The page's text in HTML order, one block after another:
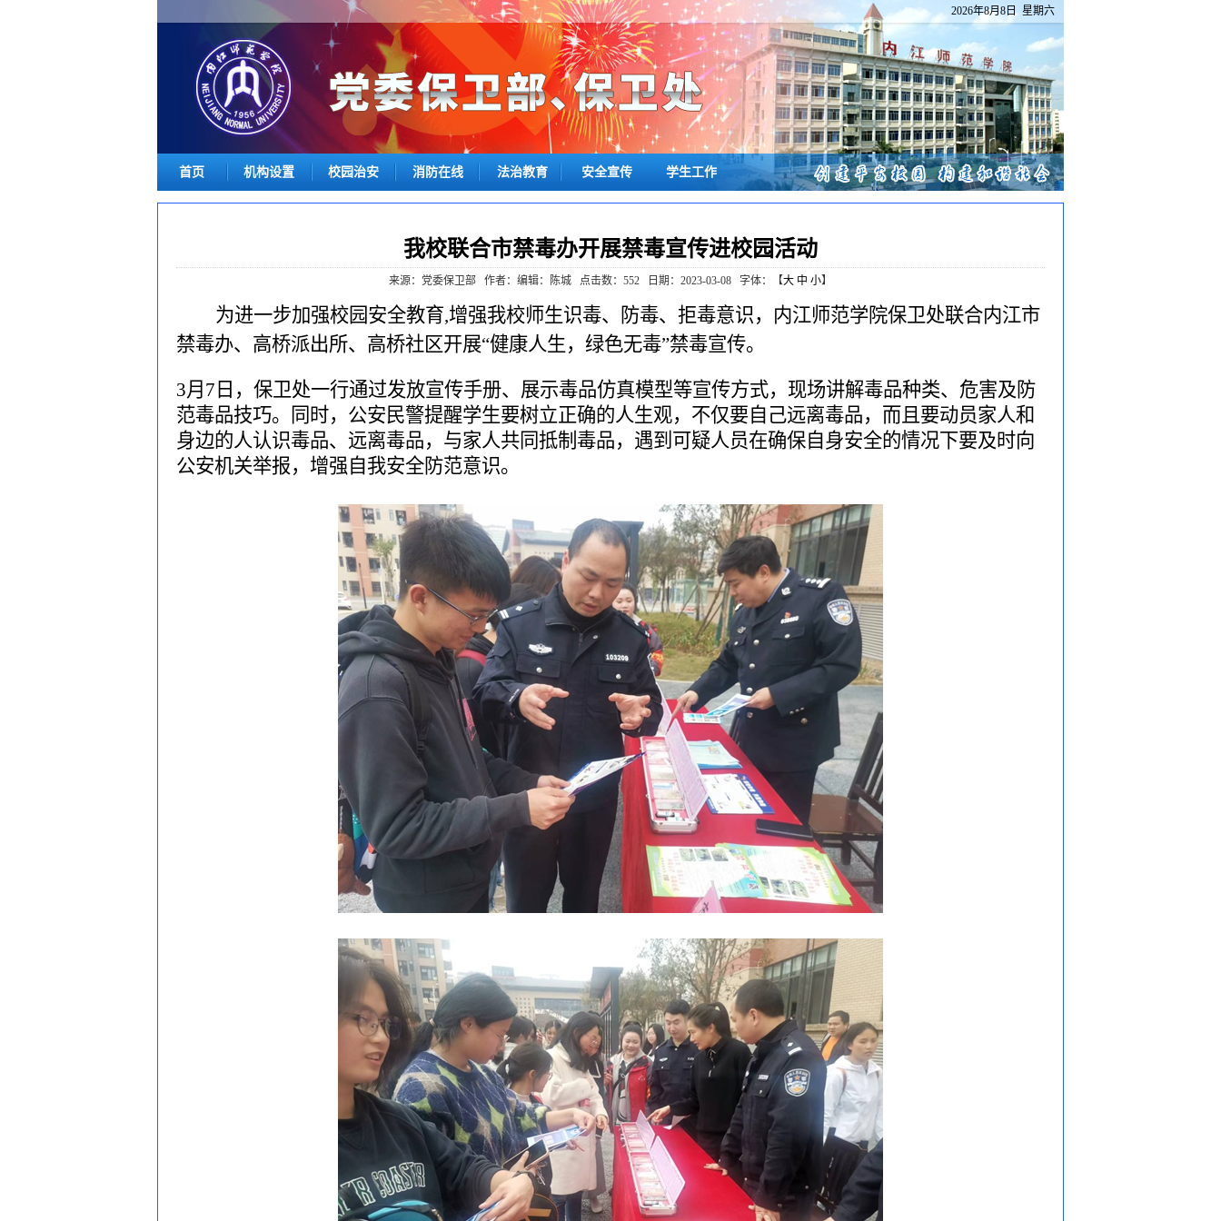
2026年8月8日 星期六
首页 机构设置 校园治安 消防在线 法治教育 安全宣传 学生工作
我校联合市禁毒办开展禁毒宣传进校园活动
来源：党委保卫部 作者：编辑：陈城 点击数： 552 日期：2023-03-08 字体：【大 中 小】
为进一步加强校园安全教育,增强我校师生识毒、防毒、拒毒意识， 内江师范学院保卫处联合内江市
禁毒办、高桥派出所、 高桥社区开展“健康人生，绿色无毒”禁毒宣传。
3月7日，保卫处一行通过发放宣传手册、展示毒品仿真模型等宣传方式，现场讲解毒品种类、危害及防
范毒品技巧。同时， 公安 民警提醒学生要树立正确的人生观，不仅要自己远离毒品，而且要动员家人和
身边的人认识毒品、远离毒品，与家人共同抵制毒品，遇到可疑人员在确保自身安全的情况下要及时向
公安机关举报，增强自我安全防范意识。